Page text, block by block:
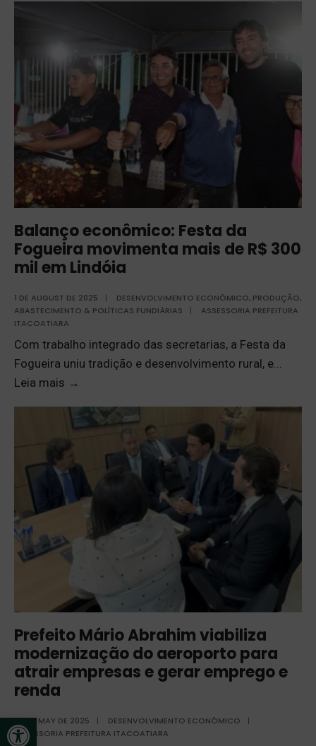
Open toolbar
Balanço econômico: Festa da
Fogueira movimenta mais de R$ 300
mil em Lindóia
1 DE AUGUST DE 2025 | DESENVOLVIMENTO ECONÔMICO, PRODUÇÃO,
ABASTECIMENTO & POLÍTICAS FUNDIÁRIAS
|
ASSESSORIA PREFEITURA
ITACOATIARA
Com trabalho integrado das secretarias, a Festa da
Fogueira uniu tradição e desenvolvimento rural, e
Leia mais →
Prefeito Mário Abrahim viabiliza
modernização do aeroporto para
atrair empresas e gerar emprego e
renda
22 DE MAY DE 2025 | DESENVOLVIMENTO ECONÔMICO
|
ASSESSORIA PREFEITURA ITACOATIARA